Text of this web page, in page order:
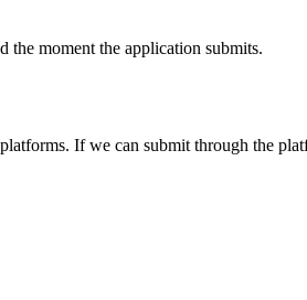
the moment the application submits.
If we can submit through the